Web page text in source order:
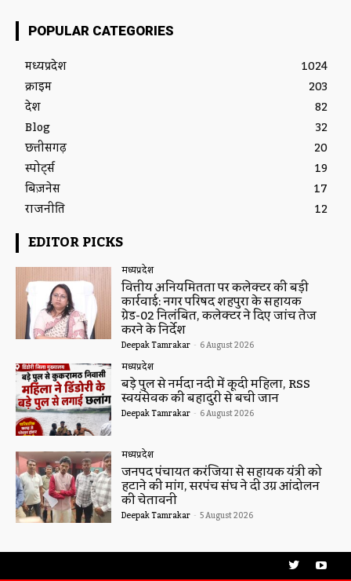
POPULAR CATEGORIES
मध्यप्रदेश
1024
क्राइम
203
देश
82
Blog
32
छत्तीसगढ़
20
स्पोर्ट्स
19
बिज़नेस
17
राजनीति
12
EDITOR PICKS
मध्यप्रदेश
वित्तीय अनियमितता पर कलेक्टर की बड़ी
कार्रवाई: नगर परिषद शहपुरा के सहायक
ग्रेड-02 निलंबित, कलेक्टर ने दिए जांच तेज
करने के निर्देश
Deepak Tamrakar - 6 August 2026
मध्यप्रदेश
बड़े पुल से नर्मदा नदी में कूदी महिला, RSS
स्वयंसेवक की बहादुरी से बची जान
Deepak Tamrakar - 6 August 2026
मध्यप्रदेश
जनपद पंचायत करंजिया से सहायक यंत्री को
हटाने की मांग, सरपंच संघ ने दी उग्र आंदोलन
की चेतावनी
Deepak Tamrakar - 5 August 2026